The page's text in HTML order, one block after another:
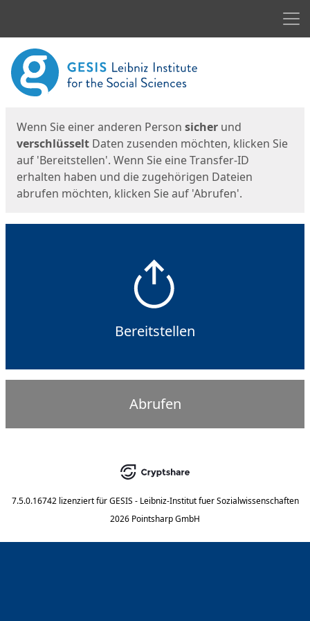
Start
Wenn Sie einer anderen Person sicher und
verschlüsselt Daten zusenden möchten, klicken Sie
auf 'Bereitstellen'. Wenn Sie eine Transfer-ID
erhalten haben und die zugehörigen Dateien
abrufen möchten, klicken Sie auf 'Abrufen'.
Bereitstellen
Abrufen
7.5.0.16742 lizenziert für GESIS - Leibniz-Institut fuer Sozialwissenschaften
2026 Pointsharp GmbH